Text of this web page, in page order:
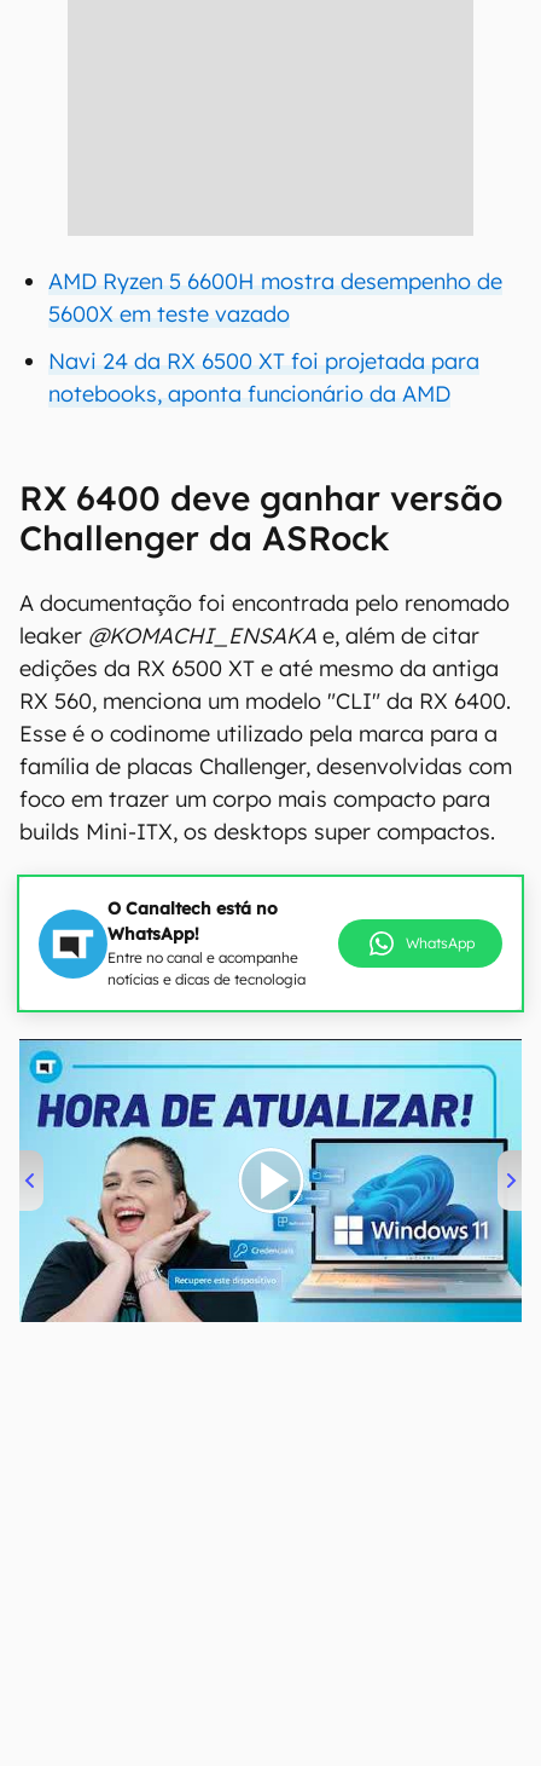
AMD Ryzen 5 6600H mostra desempenho de
5600X em teste vazado
Navi 24 da RX 6500 XT foi projetada para
notebooks, aponta funcionário da AMD
RX 6400 deve ganhar versão
Challenger da ASRock
A documentação foi encontrada pelo renomado
leaker @KOMACHI_ENSAKA e, além de citar
edições da RX 6500 XT e até mesmo da antiga
RX 560, menciona um modelo "CLI" da RX 6400.
Esse é o codinome utilizado pela marca para a
família de placas Challenger, desenvolvidas com
foco em trazer um corpo mais compacto para
builds Mini-ITX, os desktops super compactos.
O Canaltech está no
WhatsApp!
Entre no canal e acompanhe
notícias e dicas de tecnologia
WhatsApp
00:00 04:52